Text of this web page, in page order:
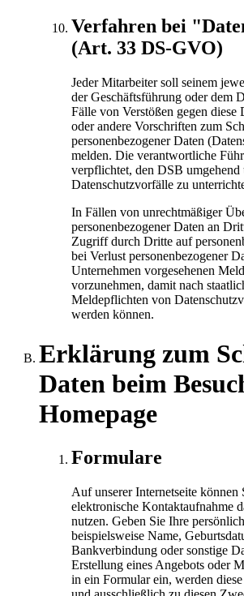
Verfahren bei
(Art. 33 DS-GVO)
Jeder Mitarbeiter soll seinem
der Geschäftsführung oder dem
Fälle von Verstößen gegen diese
oder andere Vorschriften zum
personenbezogener Daten
melden. Die verantwortliche
verpflichtet, den DSB umgehend
Datenschutzvorfälle zu
In Fällen von unrechtmäßiger
personenbezogener Daten an
Zugriff durch Dritte auf
bei Verlust personenbezogener
Unternehmen vorgesehenen
vorzunehmen, damit nach
Meldepflichten von
werden können.
Erklärung zum
Daten beim
Homepage
Formulare
Auf unserer Internetseite können
elektronische Kontaktaufnahme
nutzen. Geben Sie Ihre
beispielsweise Name,
Bankverbindung oder sonstige
Erstellung eines Angebots oder
in ein Formular ein, werden